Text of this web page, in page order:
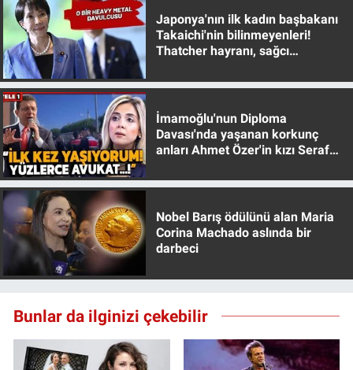
Japonya'nın ilk kadın başbakanı
Takaichi'nin bilinmeyenleri!
Thatcher hayranı, sağcı
İmamoğlu'nun Diploma
Davası'nda yaşanan korkunç
anları Ahmet Özer'in kızı Seraf
Nobel Barış ödülünü alan Maria
Corina Machado aslında bir
darbeci
Bunlar da ilginizi çekebilir